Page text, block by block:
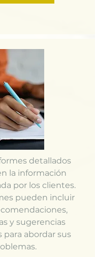
detallados
la información
por los clientes.
pueden incluir
y sugerencias
para abordar sus